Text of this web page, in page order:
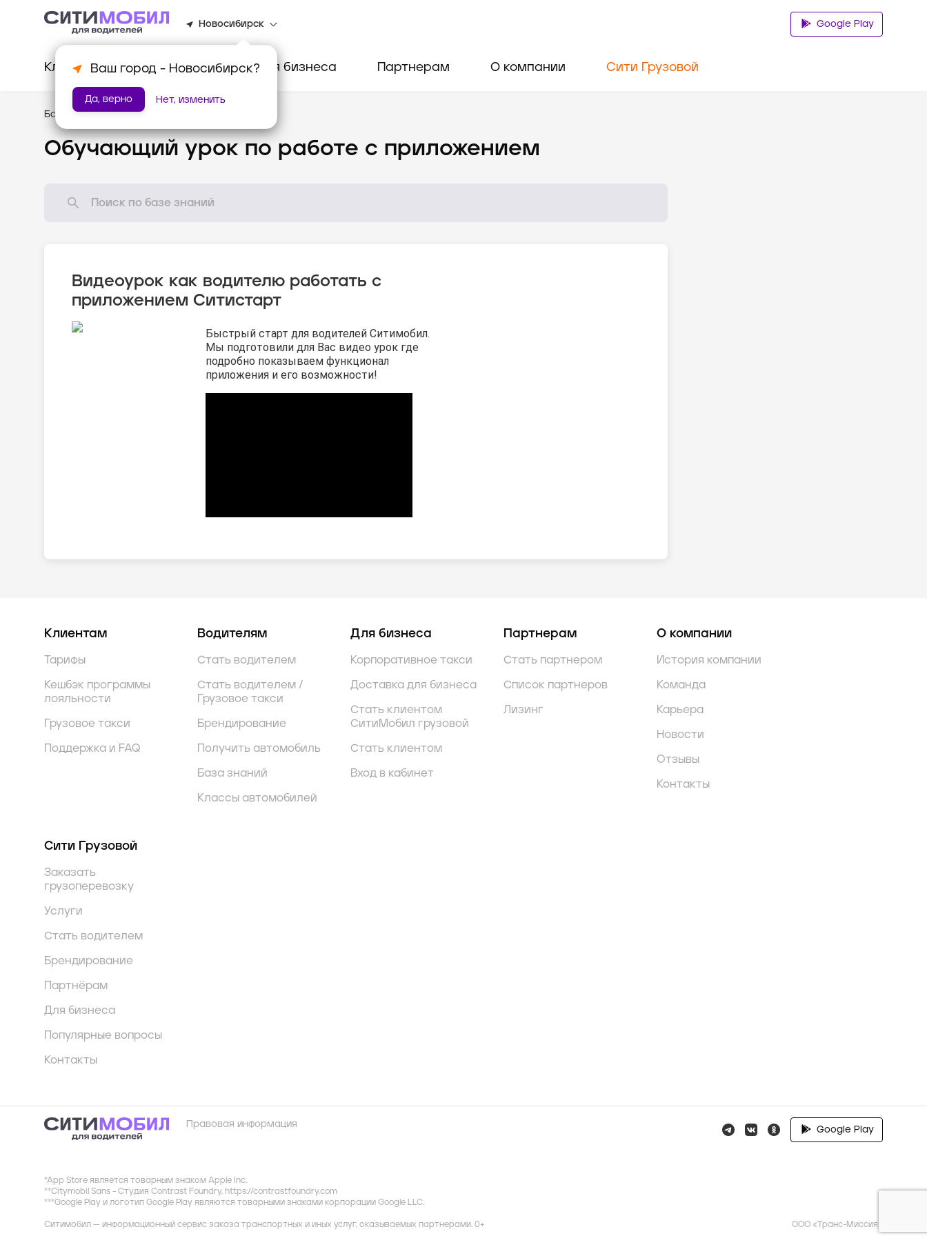
Новосибирск
Ваш город - Новосибирск?
Да, верно Нет, изменить
Google Play
Клиентам Водителям Для бизнеса Партнерам О компании Сити Грузовой
База знаний /Видеоуроки
Обучающий урок по работе с приложением
Видеоурок как водителю работать с
приложением Ситистарт
Быстрый старт для водителей Ситимобил.
Мы подготовили для Вас видео урок где
подробно показываем функционал
приложения и его возможности!
Клиентам
Тарифы
Кешбэк программы
лояльности
Грузовое такси
Поддержка и FAQ
Водителям
Стать водителем
Стать водителем /
Грузовое такси
Брендирование
Получить автомобиль
База знаний
Классы автомобилей
Для бизнеса
Корпоративное такси
Доставка для бизнеса
Стать клиентом
СитиМобил грузовой
Стать клиентом
Вход в кабинет
Партнерам
Стать партнером
Список партнеров
Лизинг
О компании
История компании
Команда
Карьера
Новости
Отзывы
Контакты
Сити Грузовой
Заказать
грузоперевозку
Услуги
Стать водителем
Брендирование
Партнёрам
Для бизнеса
Популярные вопросы
Контакты
Правовая информация
Google Play
*App Store является товарным знаком Apple Inc.
**Citymobil Sans - Студия Contrast Foundry, https://contrastfoundry.com
***Google Play и логотип Google Play являются товарными знаками корпорации Google LLC.
Ситимобил — информационный сервис заказа транспортных и иных услуг, оказываемых партнерами. 0+ ООО «Транс-Миссия»